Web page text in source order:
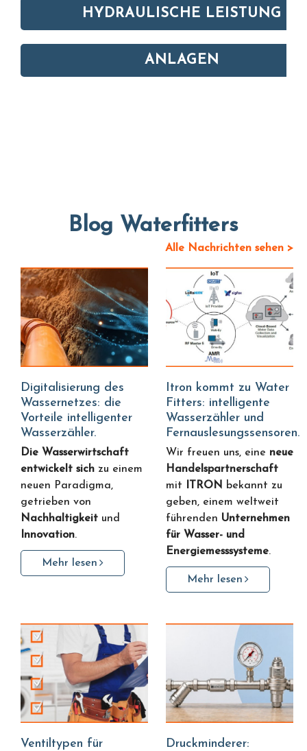
HYDRAULISCHE LEISTUNG
ANLAGEN
Blog Waterfitters
Alle Nachrichten sehen >
Digitalisierung des
Wassernetzes: die
Vorteile intelligenter
Wasserzähler.
Die Wasserwirtschaft
entwickelt sich zu einem
neuen Paradigma,
getrieben von
Nachhaltigkeit und
Innovation.
Mehr lesen
Itron kommt zu Water
Fitters: intelligente
Wasserzähler und
Fernauslesungssensoren.
Wir freuen uns, eine neue
Handelspartnerschaft
mit
ITRON bekannt zu
geben, einem weltweit
führenden Unternehmen
für Wasser- und
Energiemesssysteme.
Mehr lesen
Ventiltypen für
Druckminderer: